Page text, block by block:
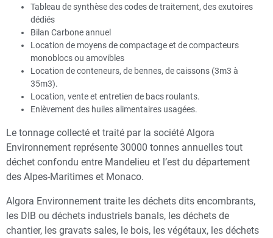
Tableau de synthèse des codes de traitement, des exutoires
dédiés
Bilan Carbone annuel
Location de moyens de compactage et de compacteurs
monoblocs ou amovibles
Location de conteneurs, de bennes, de caissons (3m3 à
35m3).
Location, vente et entretien de bacs roulants.
Enlèvement des huiles alimentaires usagées.
Le tonnage collecté et traité par la société Algora
Environnement représente 30000 tonnes annuelles tout
déchet confondu entre Mandelieu et l’est du département
des Alpes-Maritimes et Monaco.
Algora Environnement traite les déchets dits encombrants,
les DIB ou déchets industriels banals, les déchets de
chantier, les gravats sales, le bois, les végétaux, les déchets